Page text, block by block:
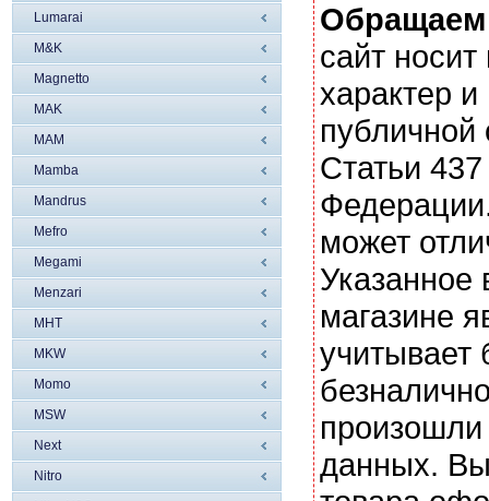
Lumarai
M&K
Magnetto
MAK
MAM
Mamba
Mandrus
Mefro
Megami
Menzari
MHT
MKW
Momo
MSW
Next
Nitro
сайт
характер
Статьи
может
магазине
учитывает
данных. Вы